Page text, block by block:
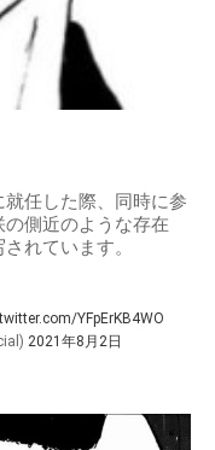
任した際、同時に参
側近のような存在
れています。
YFpErKB4WO
2021年8月2日